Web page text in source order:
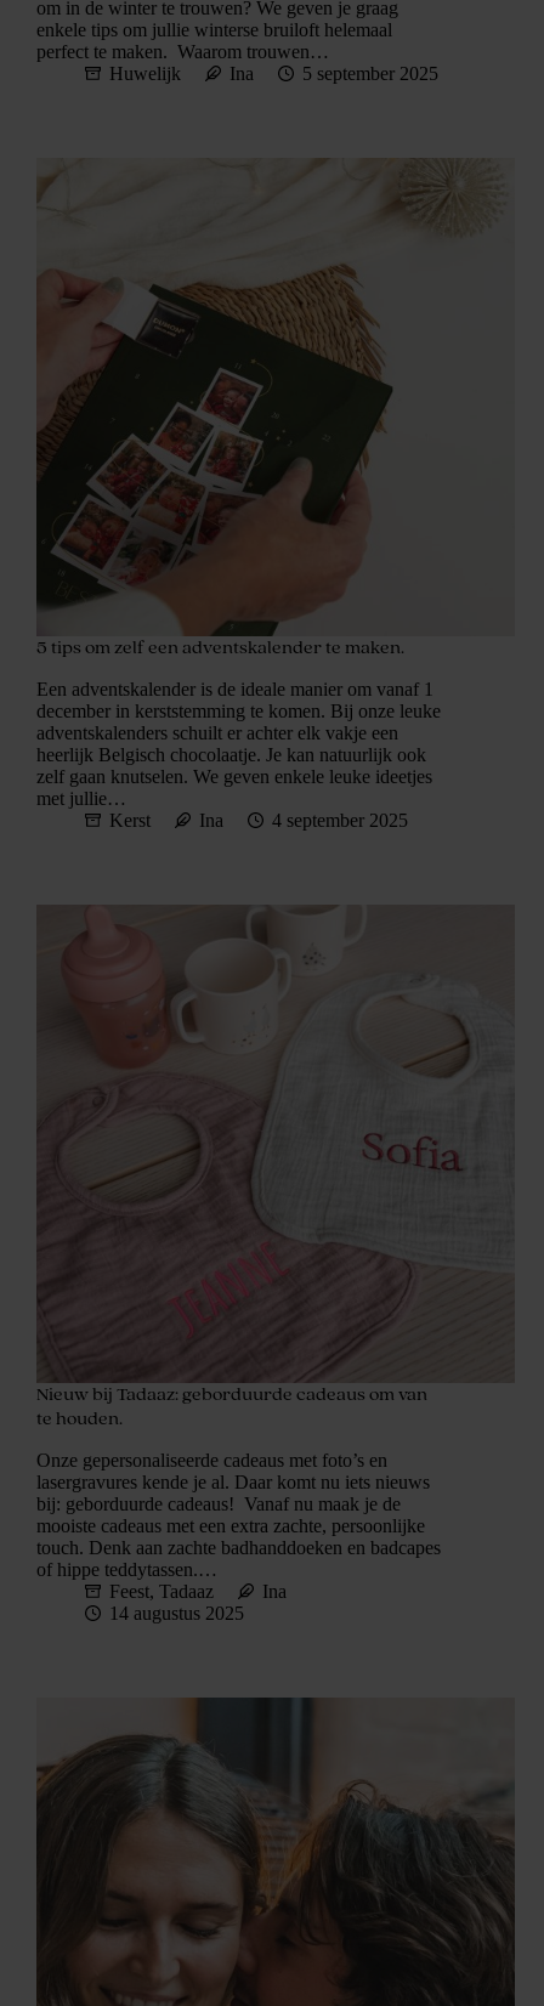
om in de winter te trouwen? We geven je graag
enkele tips om jullie winterse bruiloft helemaal
perfect te maken. Waarom trouwen…
Huwelijk
Ina 5 september 2025
5 tips om zelf een adventskalender te maken.
Een adventskalender is de ideale manier om vanaf 1
december in kerststemming te komen. Bij onze leuke
adventskalenders schuilt er achter elk vakje een
heerlijk Belgisch chocolaatje. Je kan natuurlijk ook
zelf gaan knutselen. We geven enkele leuke ideetjes
met jullie…
Kerst
Ina 4 september 2025
Nieuw bij Tadaaz: geborduurde cadeaus om van
te houden.
Onze gepersonaliseerde cadeaus met foto’s en
lasergravures kende je al. Daar komt nu iets nieuws
bij: geborduurde cadeaus! Vanaf nu maak je de
mooiste cadeaus met een extra zachte, persoonlijke
touch. Denk aan zachte badhanddoeken en badcapes
of hippe teddytassen.…
Feest, Tadaaz
Ina
14 augustus 2025